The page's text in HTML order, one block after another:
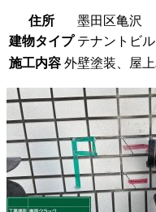
住所
墨田区亀沢
建物タイプ テナントビル
施工内容 外壁塗装、屋